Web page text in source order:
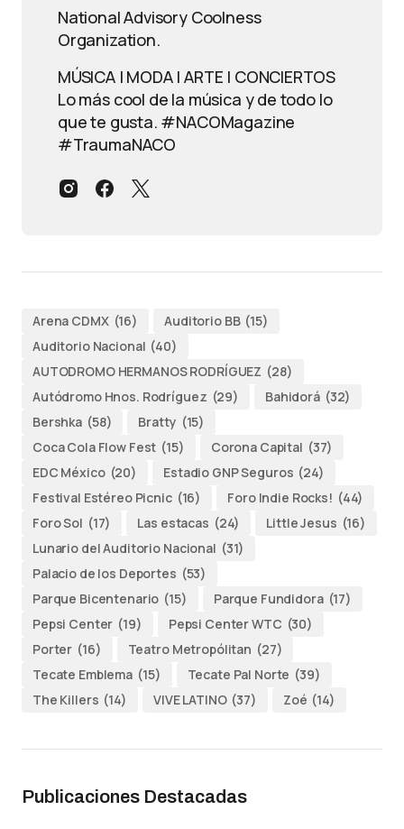
National Advisory Coolness
Organization.
MÚSICA | MODA | ARTE | CONCIERTOS
Lo más cool de la música y de todo lo
que te gusta. #NACOMagazine
#TraumaNACO
Arena CDMX (16) Auditorio BB (15)
Auditorio Nacional (40)
AUTODROMO HERMANOS RODRÍGUEZ (28)
Autódromo Hnos. Rodríguez (29) Bahidorá (32)
Bershka (58) Bratty (15)
Coca Cola Flow Fest (15) Corona Capital (37)
EDC México (20) Estadio GNP Seguros (24)
Festival Estéreo Picnic (16) Foro Indie Rocks! (44)
Foro Sol (17) Las estacas (24) Little Jesus (16)
Lunario del Auditorio Nacional (31)
Palacio de los Deportes (53)
Parque Bicentenario (15) Parque Fundidora (17)
Pepsi Center (19) Pepsi Center WTC (30)
Porter (16) Teatro Metropólitan (27)
Tecate Emblema (15) Tecate Pal Norte (39)
The Killers (14) VIVE LATINO (37) Zoé (14)
Publicaciones Destacadas